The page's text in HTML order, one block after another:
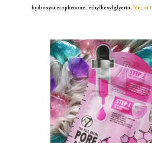
hydroxyacetophenone, ethylhexylglyerin, bht, ci